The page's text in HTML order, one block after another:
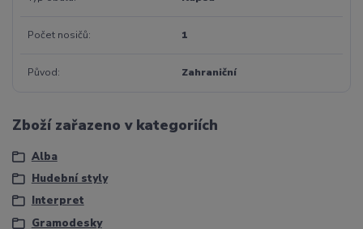
Počet nosičů 1
Původ Zahraniční
Zboží zařazeno v kategoriích
Alba
Hudební styly
Interpret
Gramodesky